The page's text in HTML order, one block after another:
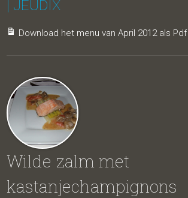
| JEUDIX
Download het menu van April 2012 als Pdf
Wilde zalm met
kastanjechampignons